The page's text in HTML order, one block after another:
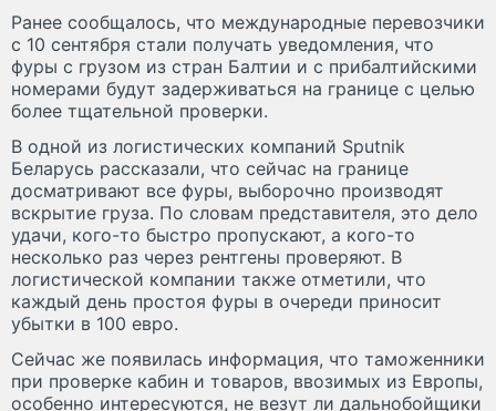
Ранее сообщалось, что международные перевозчики
с 10 сентября стали получать уведомления, что
фуры с грузом из стран Балтии и с прибалтийскими
номерами будут задерживаться на границе с целью
более тщательной проверки.
В одной из логистических компаний Sputnik
Беларусь рассказали, что сейчас на границе
досматривают все фуры, выборочно производят
вскрытие груза. По словам представителя, это дело
удачи, кого-то быстро пропускают, а кого-то
несколько раз через рентгены проверяют. В
логистической компании также отметили, что
каждый день простоя фуры в очереди приносит
убытки в 100 евро.
Сейчас же появилась информация, что таможенники
при проверке кабин и товаров, ввозимых из Европы,
особенно интересуются, не везут ли дальнобойщики